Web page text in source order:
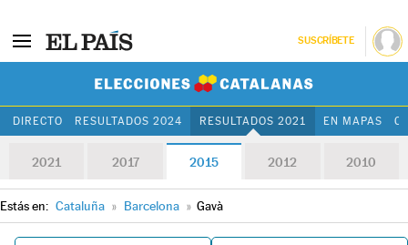
SUSCRÍBETE
DIRECTO RESULTADOS 2024 RESULTADOS 2021 EN MAPAS
2021 2017 2015 2012 2010
Estás en: Cataluña » Barcelona » Gavà